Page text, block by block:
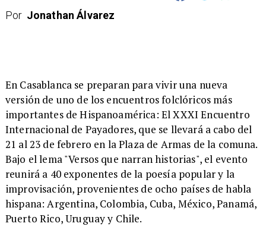
Por Jonathan Álvarez
En Casablanca se preparan para vivir una nueva
versión de uno de los encuentros folclóricos más
importantes de Hispanoamérica: El XXXI Encuentro
Internacional de Payadores, que se llevará a cabo del
21 al 23 de febrero en la Plaza de Armas de la comuna.
Bajo el lema "Versos que narran historias", el evento
reunirá a 40 exponentes de la poesía popular y la
improvisación, provenientes de ocho países de habla
hispana: Argentina, Colombia, Cuba, México, Panamá,
Puerto Rico, Uruguay y Chile.